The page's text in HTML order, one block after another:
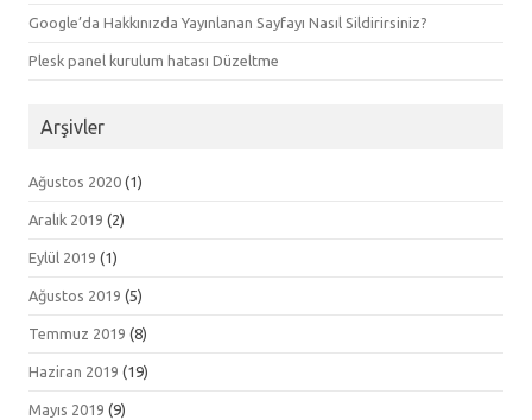
Google’da Hakkınızda Yayınlanan Sayfayı Nasıl Sildirirsiniz?
Plesk panel kurulum hatası Düzeltme
Arşivler
Ağustos 2020 (1)
Aralık 2019 (2)
Eylül 2019 (1)
Ağustos 2019 (5)
Temmuz 2019 (8)
Haziran 2019 (19)
Mayıs 2019 (9)